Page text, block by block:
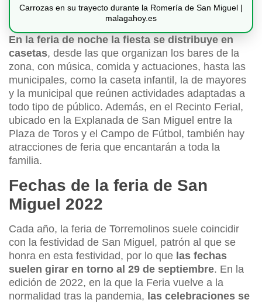
Carrozas en su trayecto durante la Romería de San Miguel |
malagahoy.es
En la feria de noche la fiesta se distribuye en
casetas, desde las que organizan los bares de la
zona, con música, comida y actuaciones, hasta las
municipales, como la caseta infantil, la de mayores
y la municipal que reúnen actividades adaptadas a
todo tipo de público. Además, en el Recinto Ferial,
ubicado en la Explanada de San Miguel entre la
Plaza de Toros y el Campo de Fútbol, también hay
atracciones de feria que encantarán a toda la
familia.
Fechas de la feria de San
Miguel 2022
Cada año, la feria de Torremolinos suele coincidir
con la festividad de San Miguel, patrón al que se
honra en esta festividad, por lo que las fechas
suelen girar en torno al 29 de septiembre. En la
edición de 2022, en la que la Feria vuelve a la
normalidad tras la pandemia, las celebraciones se